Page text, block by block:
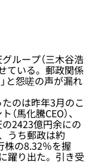
ループ（三木谷浩
ている。郵政関係
と怨嗟の声が漏れ
のは昨年3月のこ
馬化騰CEO）、
の2423億円余にの
うち郵政は約
株の8.32％を握
躍り出た。引き受